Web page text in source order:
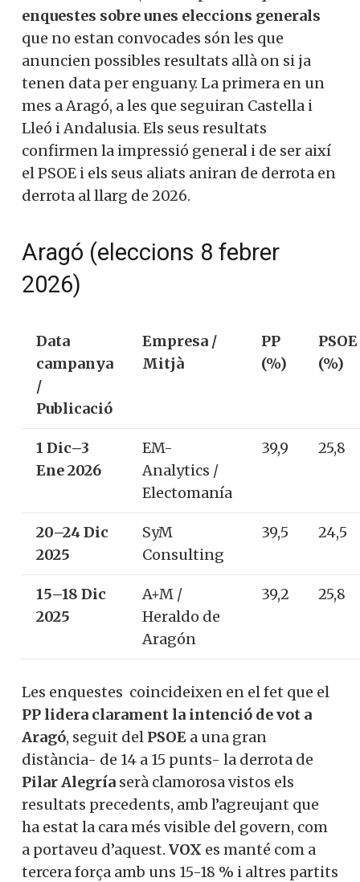
enquestes sobre unes eleccions generals
que no estan convocades són les que
anuncien possibles resultats allà on si ja
tenen data per enguany. La primera en un
mes a Aragó, a les que seguiran Castella i
Lleó i Andalusia. Els seus resultats
confirmen la impressió general i de ser així
el PSOE i els seus aliats aniran de derrota en
derrota al llarg de 2026.
Aragó (eleccions 8 febrer
2026)
Data
campanya
/
Publicació
Empresa /
Mitjà
PP
(%)
PSOE
(%)
1 Dic–3
Ene 2026
EM-
Analytics /
Electomanía
39,9 25,8
20–24 Dic
2025
SyM
Consulting
39,5 24,5
15–18 Dic
2025
A+M /
Heraldo de
Aragón
39,2 25,8
Les enquestes coincideixen en el fet que el
PP lidera clarament la intenció de vot a
Aragó, seguit del PSOE a una gran
distància- de 14 a 15 punts- la derrota de
Pilar Alegría serà clamorosa vistos els
resultats precedents, amb l’agreujant que
ha estat la cara més visible del govern, com
a portaveu d’aquest. VOX es manté com a
tercera força amb uns 15-18 % i altres partits